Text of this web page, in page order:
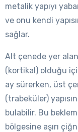
metalik yapıyı
ve onu kendi
sağlar.
Alt çenede yer
(kortikal) olduğu
ay sürerken, üst
(trabeküler)
bulabilir. Bu
bölgesine aşırı